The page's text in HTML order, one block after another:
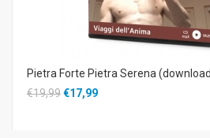
Pietra Forte Pietra Serena
€19,99€17,99